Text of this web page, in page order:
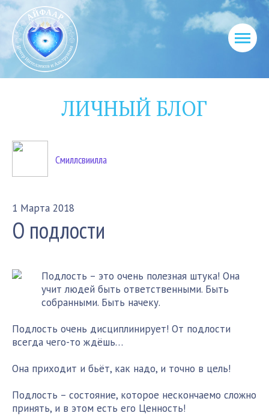
ЛИЧНЫЙ БЛОГ
Смиллсвиилла
1 Марта 2018
О подлости
Подлость – это очень полезная штука! Она
учит людей быть ответственными. Быть
собранными. Быть начеку.
Подлость очень дисциплинирует! От подлости
всегда чего-то ждёшь…
Она приходит и бьёт, как надо, и точно в цель!
Подлость – состояние, которое нескончаемо сложно
принять, и в этом есть его Ценность!